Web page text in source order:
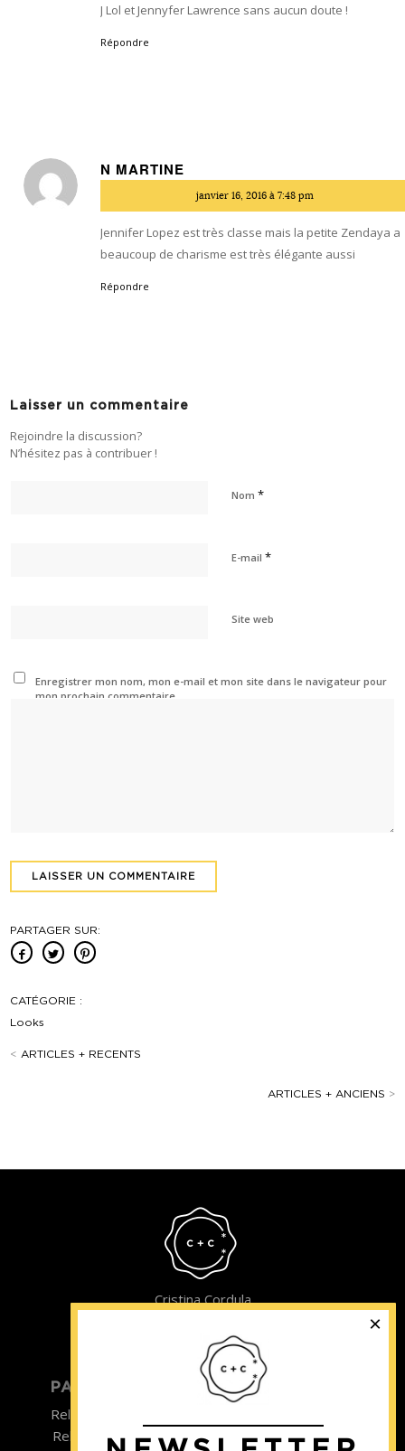
J Lol et Jennyfer Lawrence sans aucun doute !
Répondre
N MARTINE
:
janvier 16, 2016 à 7:48 pm
Jennifer Lopez est très classe mais la petite Zendaya a
beaucoup de charisme est très élégante aussi
Répondre
Laisser un commentaire
Rejoindre la discussion?
N’hésitez pas à contribuer !
Nom*
E-mail*
Site web
Enregistrer mon nom, mon e-mail et mon site dans le navigateur pour
mon prochain commentaire.
PARTAGER SUR:
CATÉGORIE :
Looks
< ARTICLES + RECENTS
ARTICLES + ANCIENS >
Cristina Cordula
PARTICULIER
Relooking homme
Relooking femme
ENTREPRISE